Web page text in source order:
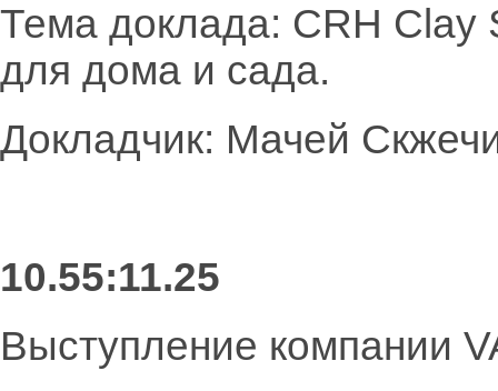
Тема доклада: CRH Clay
для дома и сада.
Докладчик: Мачей
10.55:11.25
Выступление компании